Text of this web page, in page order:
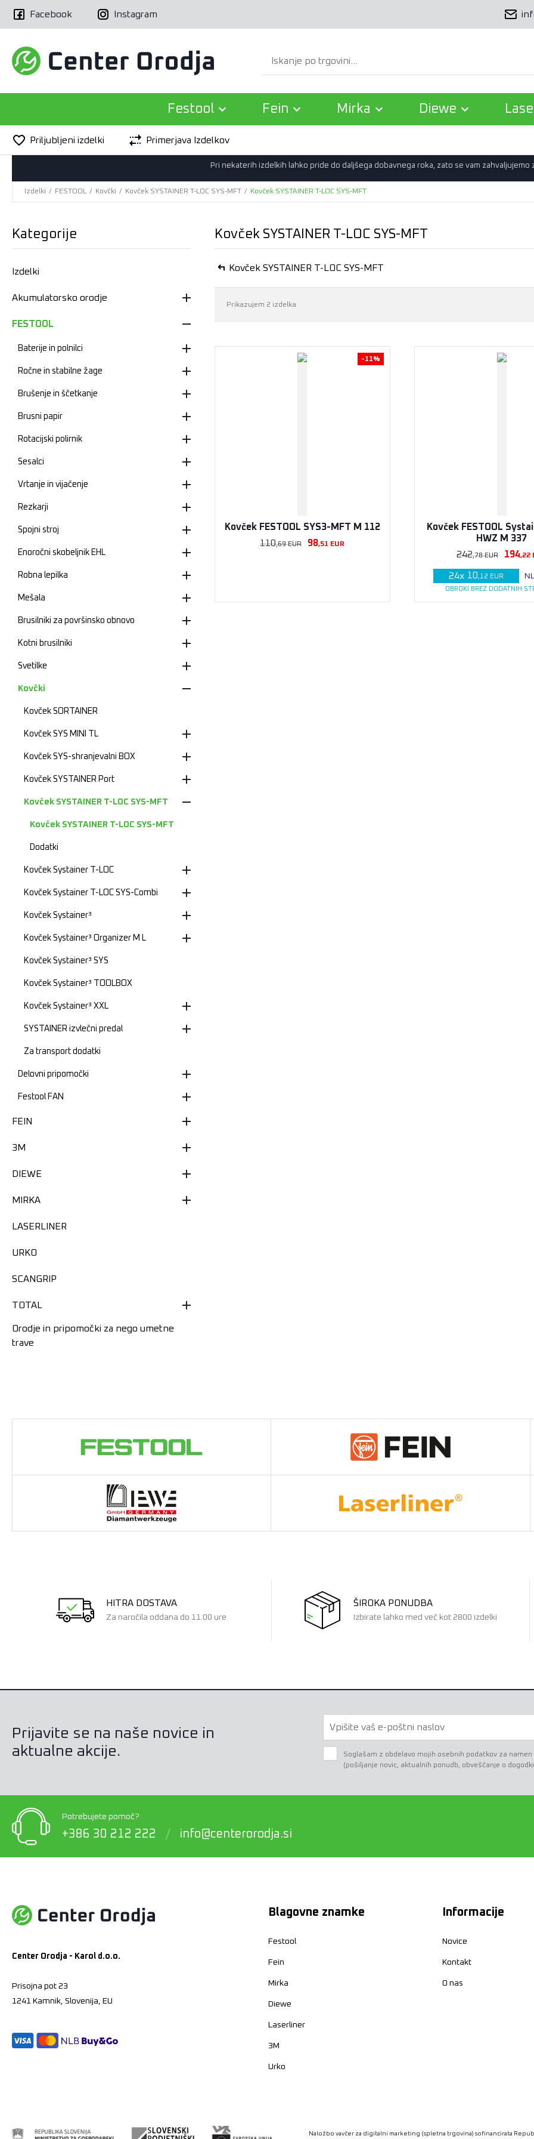
Facebook Instagram
Išči
Festool Fein Mirka Diewe
Priljubljeni izdelki Primerjava Izdelkov
Pri nekaterih izdelkih lahko pride do daljšega dobavnega roka, zato se vam zahvaljujemo
Izdelki / FESTOOL / Kovčki / Kovček SYSTAINER T-LOC SYS-MFT / Kovček SYSTAINER T-LOC SYS-MFT
Kategorije
Izdelki
Akumulatorsko orodje
FESTOOL
Baterije in polnilci
Ročne in stabilne žage
Brušenje in ščetkanje
Brusni papir
Rotacijski polirnik
Sesalci
Vrtanje in vijačenje
Rezkarji
Spojni stroj
Enoročni skobeljnik EHL
Robna lepilka
Mešala
Brusilniki za površinsko obnovo
Kotni brusilniki
Svetilke
Kovčki
Kovček SORTAINER
Kovček SYS MINI TL
Kovček SYS-shranjevalni BOX
Kovček SYSTAINER Port
Kovček SYSTAINER T-LOC SYS-MFT
Kovček SYSTAINER T-LOC SYS-MFT
Dodatki
Kovček Systainer T-LOC
Kovček Systainer T-LOC SYS-Combi
Kovček Systainer³
Kovček Systainer³ Organizer M L
Kovček Systainer³ SYS
Kovček Systainer³ TOOLBOX
Kovček Systainer³ XXL
SYSTAINER izvlečni predal
Za transport dodatki
Delovni pripomočki
Festool FAN
FEIN
3M
DIEWE
MIRKA
LASERLINER
URKO
SCANGRIP
TOTAL
Orodje in pripomočki za nego umetne
trave
Kovček SYSTAINER T-LOC SYS-MFT
Kovček SYSTAINER T-LOC SYS-MFT
Prikazujem 2 izdelka
-11%
Kovček FESTOOL SYS3-MFT M 112
110,69EUR 98,51 EUR
Kovček FESTOOL
HWZ M 337
242,78EUR 194,22
24x 10,12 EUR
OBROKI BREZ DODATNIH
HITRA DOSTAVA
Za naročila oddana do 11.00 ure
ŠIROKA PONUDBA
Izbirate lahko med več kot 2800 izdelki
Prijavite se na naše novice in
aktualne akcije.
Soglašam z obdelavo mojih osebnih podatkov za
(pošiljanje novic, aktualnih ponudb, obveščanje o
Potrebujete pomoč?
+386 30 212 222 / info@centerorodja.si
Center Orodja - Karol d.o.o.
Prisojna pot 23
1241 Kamnik, Slovenija, EU
Blagovne znamke
Festool
Fein
Mirka
Diewe
Laserliner
3M
Urko
Informacije
Novice
Kontakt
O nas
Naložbo vavčer za digitalni marketing (spletna trgovina) sofinancirata